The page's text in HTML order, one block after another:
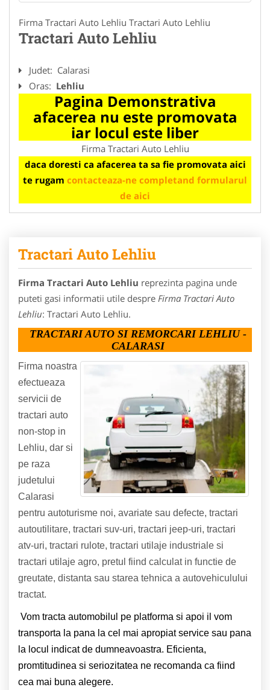
Firma Tractari Auto Lehliu Tractari Auto Lehliu
Tractari Auto Lehliu
Judet: Calarasi
Oras: Lehliu
Pagina Demonstrativa
afacerea nu este promovata
iar locul este liber
Firma Tractari Auto Lehliu
daca doresti ca afacerea ta sa fie promovata aici
te rugam contacteaza-ne completand formularul
de aici
Tractari Auto Lehliu
Firma Tractari Auto Lehliu reprezinta pagina unde
puteti gasi informatii utile despre Firma Tractari Auto
Lehliu: Tractari Auto Lehliu.
TRACTARI AUTO SI REMORCARI LEHLIU -
CALARASI
Firma noastra
efectueaza
servicii de
tractari auto
non-stop in
Lehliu, dar si
pe raza
judetului
Calarasi
pentru autoturisme noi, avariate sau defecte, tractari
autoutilitare, tractari suv-uri, tractari jeep-uri, tractari
atv-uri, tractari rulote, tractari utilaje industriale si
tractari utilaje agro, pretul fiind calculat in functie de
greutate, distanta sau starea tehnica a autovehiculului
tractat.
Vom tracta automobilul pe platforma si apoi il vom
transporta la pana la cel mai apropiat service sau pana
la locul indicat de dumneavoastra. Eficienta,
promtitudinea si seriozitatea ne recomanda ca fiind
cea mai buna alegere.